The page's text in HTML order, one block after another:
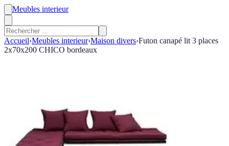
Meubles interieur
Accueil›Meubles interieur›Maison divers›Futon canapé lit 3 places
2x70x200 CHICO bordeaux